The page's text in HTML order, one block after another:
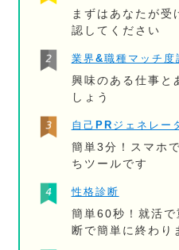
まずはあなたが受
認してください
業界&職種マッチ度
興味のある仕事と
しょう
自己PRジェネレー
簡単3分！スマホ
ちツールです
性格診断
簡単60秒！就活
断で簡単に終わり